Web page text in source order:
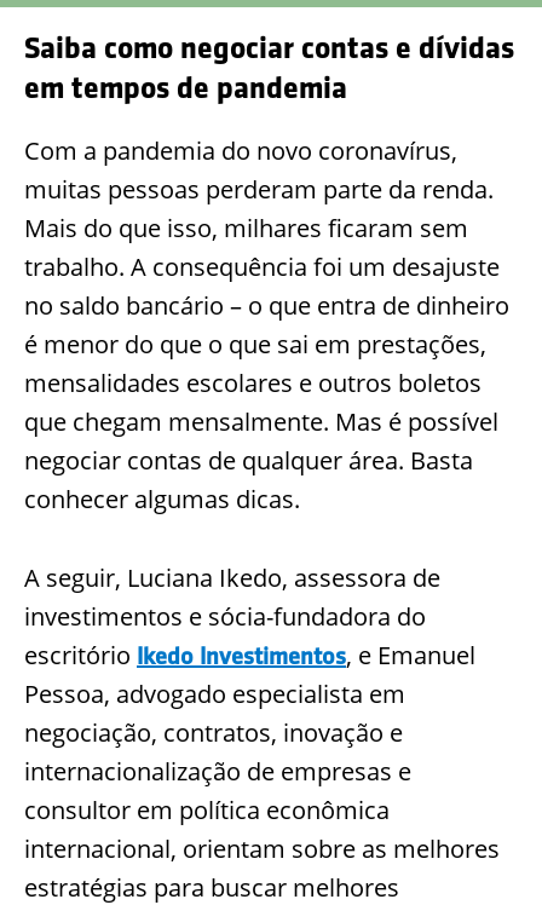
Saiba como negociar contas e dívidas
em tempos de pandemia
Com a pandemia do novo coronavírus,
muitas pessoas perderam parte da renda.
Mais do que isso, milhares ficaram sem
trabalho. A consequência foi um desajuste
no saldo bancário – o que entra de dinheiro
é menor do que o que sai em prestações,
mensalidades escolares e outros boletos
que chegam mensalmente. Mas é possível
negociar contas de qualquer área. Basta
conhecer algumas dicas.
A seguir, Luciana Ikedo, assessora de
investimentos e sócia-fundadora do
escritório Ikedo Investimentos, e Emanuel
Pessoa, advogado especialista em
negociação, contratos, inovação e
internacionalização de empresas e
consultor em política econômica
internacional, orientam sobre as melhores
estratégias para buscar melhores